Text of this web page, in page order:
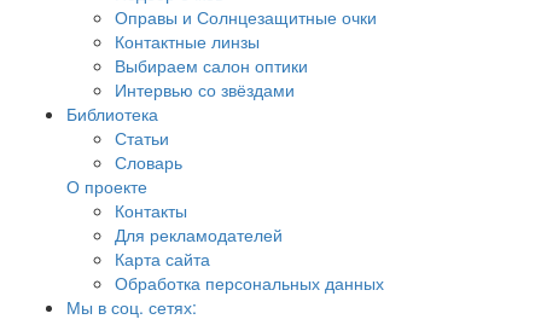
Оправы и Солнцезащитные очки
Контактные линзы
Выбираем салон оптики
Интервью со звёздами
Библиотека
Статьи
Словарь
О проекте
Контакты
Для рекламодателей
Карта сайта
Обработка персональных данных
Мы в соц. сетях: